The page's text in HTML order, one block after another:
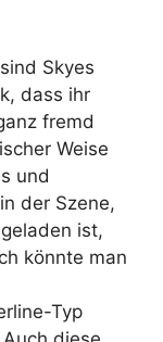
Skyes
dass ihr
fremd
Weise
und
der Szene,
ist,
könnte man
Typ